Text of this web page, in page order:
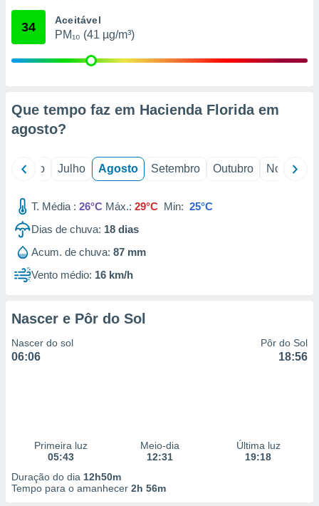
através
1199
34 Aceitável
PM₁₀ (41 µg/m³)
Que tempo faz em Hacienda Florida em
agosto?
Junho Julho Agosto Setembro Outubro Novembro
T. Média : 26°C Máx.: 29°C Min: 25°C
Dias de chuva: 18 dias
Acum. de chuva: 87 mm
Vento médio: 16 km/h
Nascer e Pôr do Sol
Nascer do sol
06:06
Pôr do Sol
18:56
Primeira luz
05:43
Meio-dia
12:31
Última luz
19:18
Duração do dia 12h50m
Tempo para o amanhecer 2h 56m